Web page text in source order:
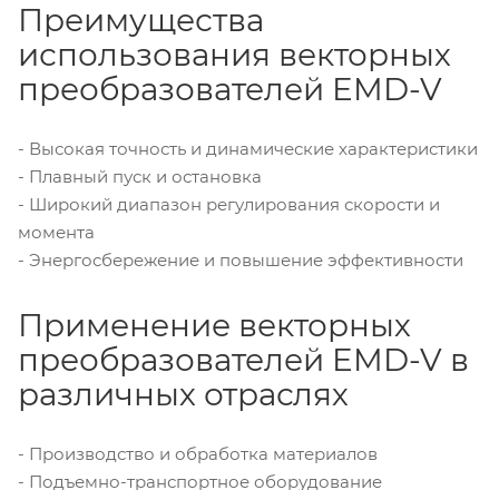
Преимущества
использования векторных
преобразователей EMD-V
- Высокая точность и динамические характеристики
- Плавный пуск и остановка
- Широкий диапазон регулирования скорости и
момента
- Энергосбережение и повышение эффективности
Применение векторных
преобразователей EMD-V в
различных отраслях
- Производство и обработка материалов
- Подъемно-транспортное оборудование